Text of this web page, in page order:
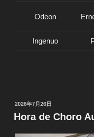
Odeon
Ingenuo
投
稿
日:
2026年7月26日
Hora de Choro